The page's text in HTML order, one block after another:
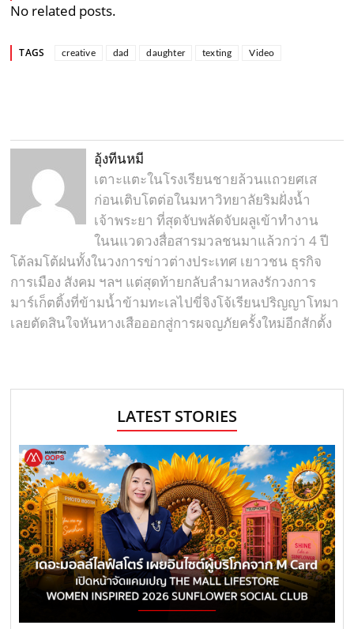
No related posts.
TAGS creative dad daughter texting Video
อุ้งทีนหมี
เตาะแตะในโรงเรียนชายล้วนแถวยศเส
ก่อนเติบโตต่อในมหาวิทยาลัยริมฝั่งน้ำ
เจ้าพระยา ที่สุดจับพลัดจับผลูเข้าทำงาน
ในนแวดวงสื่อสารมวลชนมาแล้วกว่า 4 ปี
โต้ลมโต้ฝนทั้งในวงการข่าวต่างประเทศ เยาวชน ธุรกิจ
การเมือง สังคม ฯลฯ แต่สุดท้ายกลับลำมาหลงรักวงการ
มาร์เก็ตติ้งที่ข้ามน้ำข้ามทะเลไปขี่จิงโจ้เรียนปริญญาโทมา
เลยตัดสินใจหันหางเสือออกสู่การผจญภัยครั้งใหม่อีกสักตั้ง
LATEST STORIES